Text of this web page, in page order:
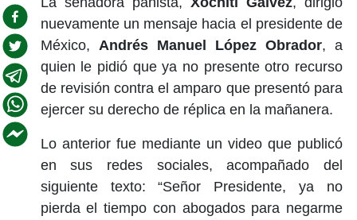
nuevamente un mensaje hacia el presidente de
México, Andrés Manuel López Obrador, a
quien le pidió que ya no presente otro recurso
de revisión contra el amparo que presentó para
ejercer su derecho de réplica en la mañanera.
Lo anterior fue mediante un video que publicó
en sus redes sociales, acompañado del
siguiente texto: “Señor Presidente, ya no
pierda el tiempo con abogados para negarme